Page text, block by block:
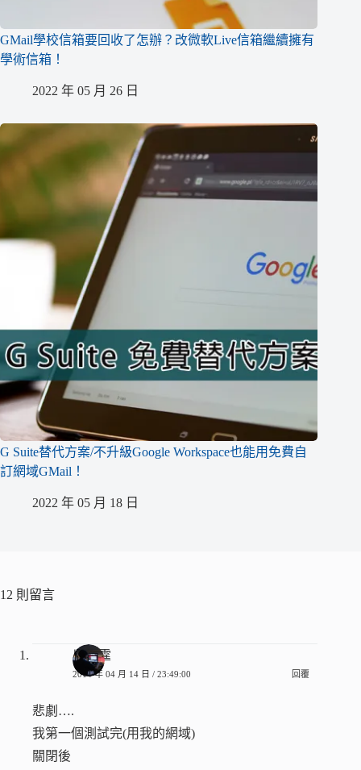
GMail學校信箱要回收了怎辦？改微軟Live信箱繼續擁有
學術信箱！
2022 年 05 月 26 日
G Suite替代方案/不升級Google Workspace也能用免費自
訂網域GMail！
2022 年 05 月 18 日
12 則留言
吳冠霆
2014 年 04 月 14 日 / 23:49:00 回覆
悲劇….
我第一個測試完(用我的網域)
關閉後